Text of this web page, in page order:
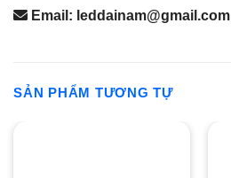
Email: leddainam@gmail.com
SẢN PHẨM TƯƠNG TỰ